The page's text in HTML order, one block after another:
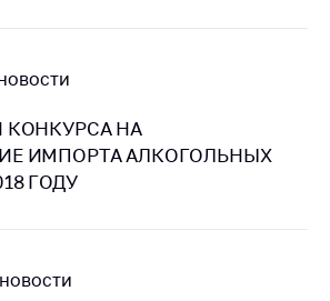
КОНКУРСА НА
ИМПОРТА АЛКОГОЛЬНЫХ
ГОДУ